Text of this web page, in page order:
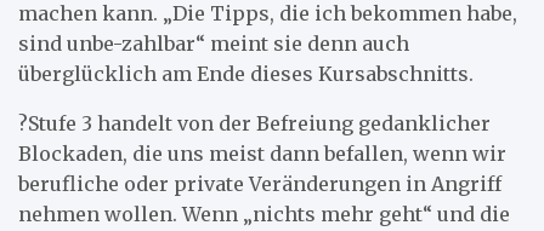
machen kann. „Die Tipps, die ich bekommen habe,
sind unbe-zahlbar“ meint sie denn auch
überglücklich am Ende dieses Kursabschnitts.
?Stufe 3 handelt von der Befreiung gedanklicher
Blockaden, die uns meist dann befallen, wenn wir
berufliche oder private Veränderungen in Angriff
nehmen wollen. Wenn „nichts mehr geht“ und die